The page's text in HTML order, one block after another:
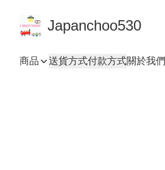
Japanchoo530
商品 送貨方式付款方式關於我們